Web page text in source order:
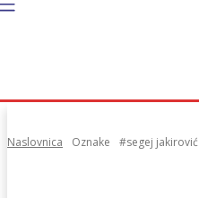
Naslovnica Oznake #segej jakirović